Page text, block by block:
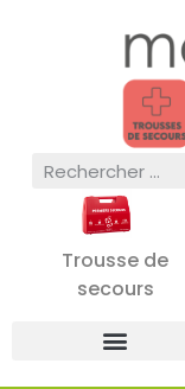
Trousse de
secours